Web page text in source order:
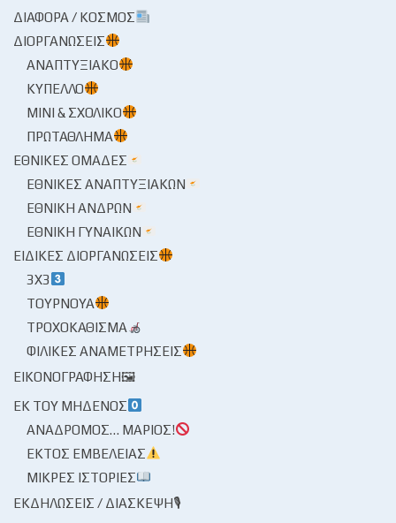
ΔΙΆΦΟΡΑ / ΚΌΣΜΟΣ
ΔΙΟΡΓΑΝΏΣΕΙΣ
ΑΝΑΠΤΥΞΙΑΚΌ
ΚΎΠΕΛΛΟ
ΜΊΝΙ & ΣΧΟΛΙΚΌ
ΠΡΩΤΆΘΛΗΜΑ
ΕΘΝΙΚΈΣ ΟΜΆΔΕΣ
ΕΘΝΙΚΈΣ ΑΝΑΠΤΥΞΙΑΚΏΝ
ΕΘΝΙΚΉ ΑΝΔΡΏΝ
ΕΘΝΙΚΉ ΓΥΝΑΙΚΏΝ
ΕΙΔΙΚΈΣ ΔΙΟΡΓΑΝΏΣΕΙΣ
3X3
ΤΟΥΡΝΟΥΆ
ΤΡΟΧΟΚΆΘΙΣΜΑ
ΦΙΛΙΚΈΣ ΑΝΑΜΕΤΡΉΣΕΙΣ
ΕΙΚΟΝΟΓΡΆΦΗΣΗ🖼
ΕΚ ΤΟΥ ΜΗΔΕΝΌΣ
ΑΝΆΔΡΟΜΟΣ… ΜΆΡΙΟΣ!
ΕΚΤΌΣ ΕΜΒΈΛΕΙΑΣ
ΜΙΚΡΈΣ ΙΣΤΟΡΊΕΣ
ΕΚΔΗΛΏΣΕΙΣ / ΔΙΆΣΚΕΨΗ🎙